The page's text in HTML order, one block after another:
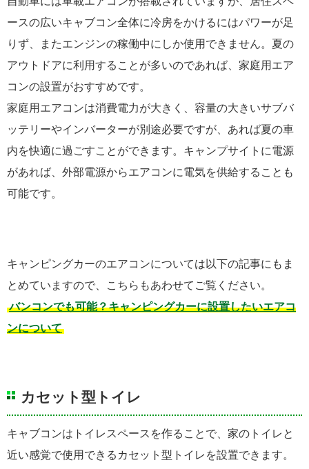
ースの広いキャブコン全体に冷房をかけるにはパワーが足
りず、またエンジンの稼働中にしか使用できません。夏の
アウトドアに利用することが多いのであれば、家庭用エア
コンの設置がおすすめです。
家庭用エアコンは消費電力が大きく、容量の大きいサブバ
ッテリーやインバーターが別途必要ですが、あれば夏の車
内を快適に過ごすことができます。キャンプサイトに電源
があれば、外部電源からエアコンに電気を供給することも
可能です。
キャンピングカーのエアコンについては以下の記事にもま
とめていますので、こちらもあわせてご覧ください。
バンコンでも可能？キャンピングカーに設置したいエアコ
ンについて
カセット型トイレ
キャブコンはトイレスペースを作ることで、家のトイレと
近い感覚で使用できるカセット型トイレを設置できます。